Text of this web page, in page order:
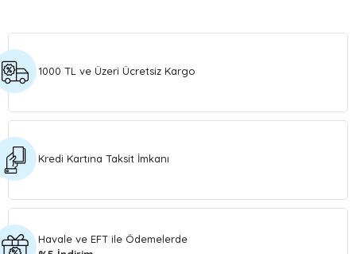
1000 TL ve Üzeri Ücretsiz Kargo
Kredi Kartına Taksit İmkanı
Havale ve EFT ile Ödemelerde